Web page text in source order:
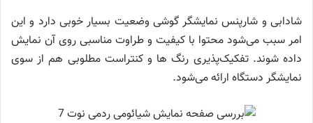
شادابی و شارپنس نمایشگر گوشی وضعیت بسیار خوبی دارد و این
امر سبب می‌شود محتوا با کیفیت و طراوت مناسبی روی آن نمایش
داده شوند. تفکیک‌پذیری رنگ ها و کنتراست مطلوبی هم از سوی
نمایشگر دستگاه ارائه می‌شود.